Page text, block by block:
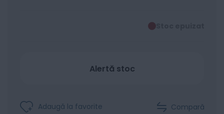
Alertă stoc
Adaugă la favorite Compară